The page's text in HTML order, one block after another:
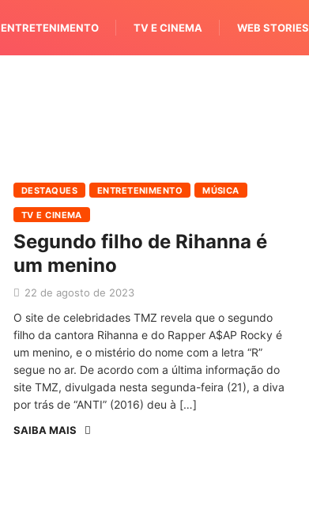
ENTRETENIMENTO TV E CINEMA WEB STORIES
DESTAQUES ENTRETENIMENTO MÚSICA
TV E CINEMA
Segundo filho de Rihanna é
um menino
22 de agosto de 2023
O site de celebridades TMZ revela que o segundo
filho da cantora Rihanna e do Rapper A$AP Rocky é
um menino, e o mistério do nome com a letra “R”
segue no ar. De acordo com a última informação do
site TMZ, divulgada nesta segunda-feira (21), a diva
por trás de “ANTI” (2016) deu à […]
SAIBA MAIS